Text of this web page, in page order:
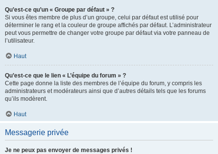
Qu’est-ce qu’un « Groupe par défaut » ?
Si vous êtes membre de plus d’un groupe, celui par défaut est utilisé pour
déterminer le rang et la couleur de groupe affichés par défaut. L’administrateur
peut vous permettre de changer votre groupe par défaut via votre panneau de
l’utilisateur.
Haut
Qu’est-ce que le lien « L’équipe du forum » ?
Cette page donne la liste des membres de l’équipe du forum, y compris les
administrateurs et modérateurs ainsi que d’autres détails tels que les forums
qu’ils modèrent.
Haut
Messagerie privée
Je ne peux pas envoyer de messages privés !